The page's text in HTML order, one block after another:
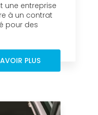
une entreprise
à un contrat
pour des
PLUS